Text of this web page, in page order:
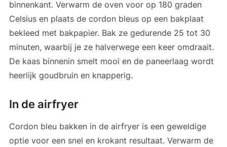
binnenkant. Verwarm de oven voor op 180 graden
Celsius en plaats de cordon bleus op een bakplaat
bekleed met bakpapier. Bak ze gedurende 25 tot 30
minuten, waarbij je ze halverwege een keer omdraait.
De kaas binnenin smelt mooi en de paneerlaag wordt
heerlijk goudbruin en knapperig.
In de airfryer
Cordon bleu bakken in de airfryer is een geweldige
optie voor een snel en krokant resultaat. Verwarm de